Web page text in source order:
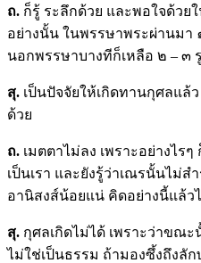
ถ. ก็รู้ ระลึกด้วย และพอใจด้วย
อย่างนั้น ในพรรษาพระผ่านมา
นอกพรรษาบางทีก็เหลือ ๒ – ๓
สุ. เป็นปัจจัยให้เกิดทานกุศลแล้
ด้วย
ถ. เมตตาไม่ลง เพราะอย่างไร
เป็นเรา และยังรู้ว่าเณรนั้นไม่ส
อานิสงส์น้อยแน่ คิดอย่างนี้แล้ว
สุ. กุศลเกิดไม่ได้ เพราะว่าขณ
ไม่ใช่เป็นธรรม ถ้ามองซึ้งถึงลั